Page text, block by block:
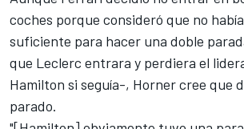
coches porque consideró que no
suficiente para hacer una doble
que Leclerc entrara y perdiera el
Hamilton si seguía-, Horner cree que
parado.